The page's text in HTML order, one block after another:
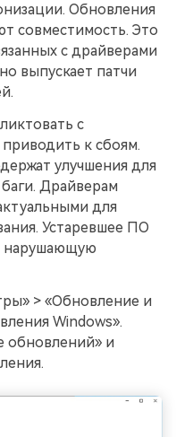
Обновления
совместимость. Это
с драйверами
выпускает патчи
с
к сбоям.
улучшения для
Драйверам
для
Устаревшее ПО
нарушающую
> «Обновление и
Windows».
обновлений» и